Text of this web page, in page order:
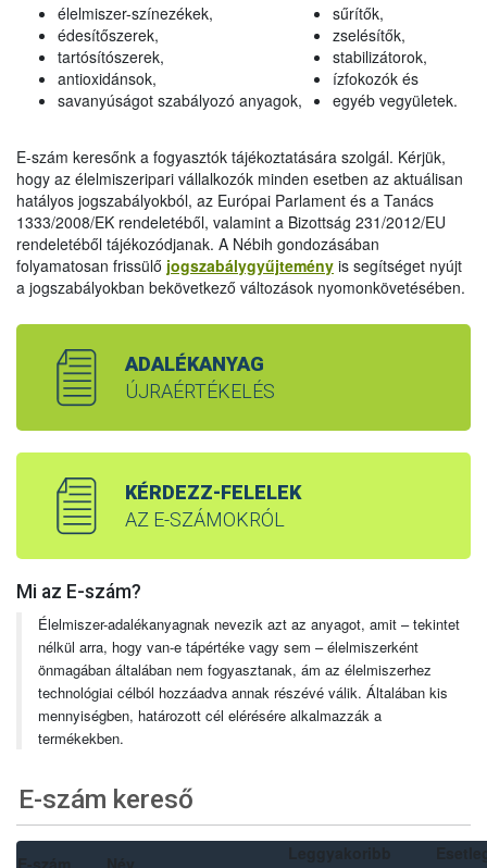
élelmiszer-színezékek,
édesítőszerek,
tartósítószerek,
antioxidánsok,
savanyúságot szabályozó anyagok,
sűrítők,
zselésítők,
stabilizátorok,
ízfokozók és
egyéb vegyületek.
E-szám keresőnk a fogyasztók tájékoztatására szolgál. Kérjük,
hogy az élelmiszeripari vállalkozók minden esetben az aktuálisan
hatályos jogszabályokból, az Európai Parlament és a Tanács
1333/2008/EK rendeletéből, valamint a Bizottság 231/2012/EU
rendeletéből tájékozódjanak. A Nébih gondozásában
folyamatosan frissülő jogszabálygyűjtemény is segítséget nyújt
a jogszabályokban bekövetkező változások nyomonkövetésében.
ADALÉKANYAG
ÚJRAÉRTÉKELÉS
KÉRDEZZ-FELELEK
AZ E-SZÁMOKRÓL
Mi az E-szám?
Élelmiszer-adalékanyagnak nevezik azt az anyagot, amit – tekintet
nélkül arra, hogy van-e tápértéke vagy sem – élelmiszerként
önmagában általában nem fogyasztanak, ám az élelmiszerhez
technológiai célból hozzáadva annak részévé válik. Általában kis
mennyiségben, határozott cél elérésére alkalmazzák a
termékekben.
E-szám kereső